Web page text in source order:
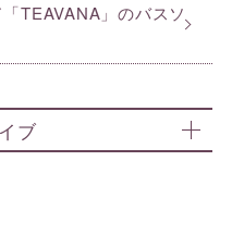
TEAVANA」のバスソ
ブ